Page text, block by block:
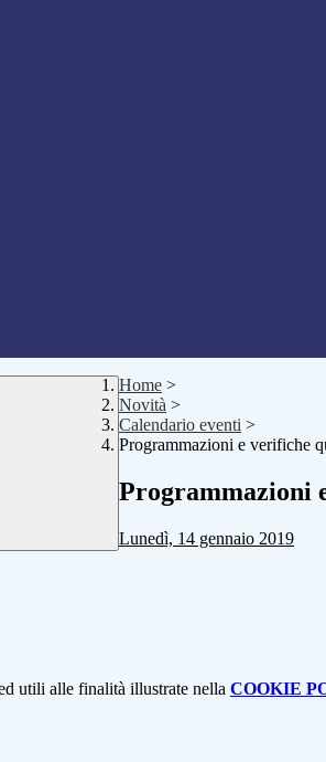
Home >
Novità >
Calendario eventi >
Programmazioni e verifiche
Programmazioni
Lunedì, 14 gennaio 2019
utili alle finalità illustrate nella COOKIE